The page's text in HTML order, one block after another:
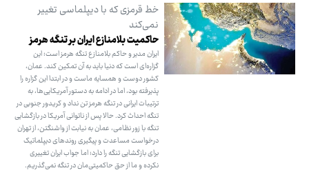
خط قرمزی که با دیپلماسی تغییر
نمی‌کند
حاکمیت بلامنازع ایران بر تنگه هرمز
ایران مدیر و حاکم بلامنازع تنگه هرمز است؛ این
گزاره‌ای است که دنیا باید به آن تمکین کند. عمان،
کشور دوست و همسایه ماست و در ابتدا این گزاره را
پذیرفته بود، اما در ادامه به دستور آمریکایی‌ها، به
ترتیبات ایرانی در تنگه هرمز تن نداد و کریدور جنوبی در
تنگه احداث کرد. حالا پس از ناتوانی آمریکا در بازگشایی
تنگه با زور نظامی، عمان به نیابت از واشنگتن، از تهران
درخواست مساعدت و پیگیری روندهای دیپلماتیک
برای بازگشایی تنگه را دارد؛ اما جواب ایران تغییری
نکرده و ما از حق حاکمیتی‌مان در تنگه نمی‌گذریم.